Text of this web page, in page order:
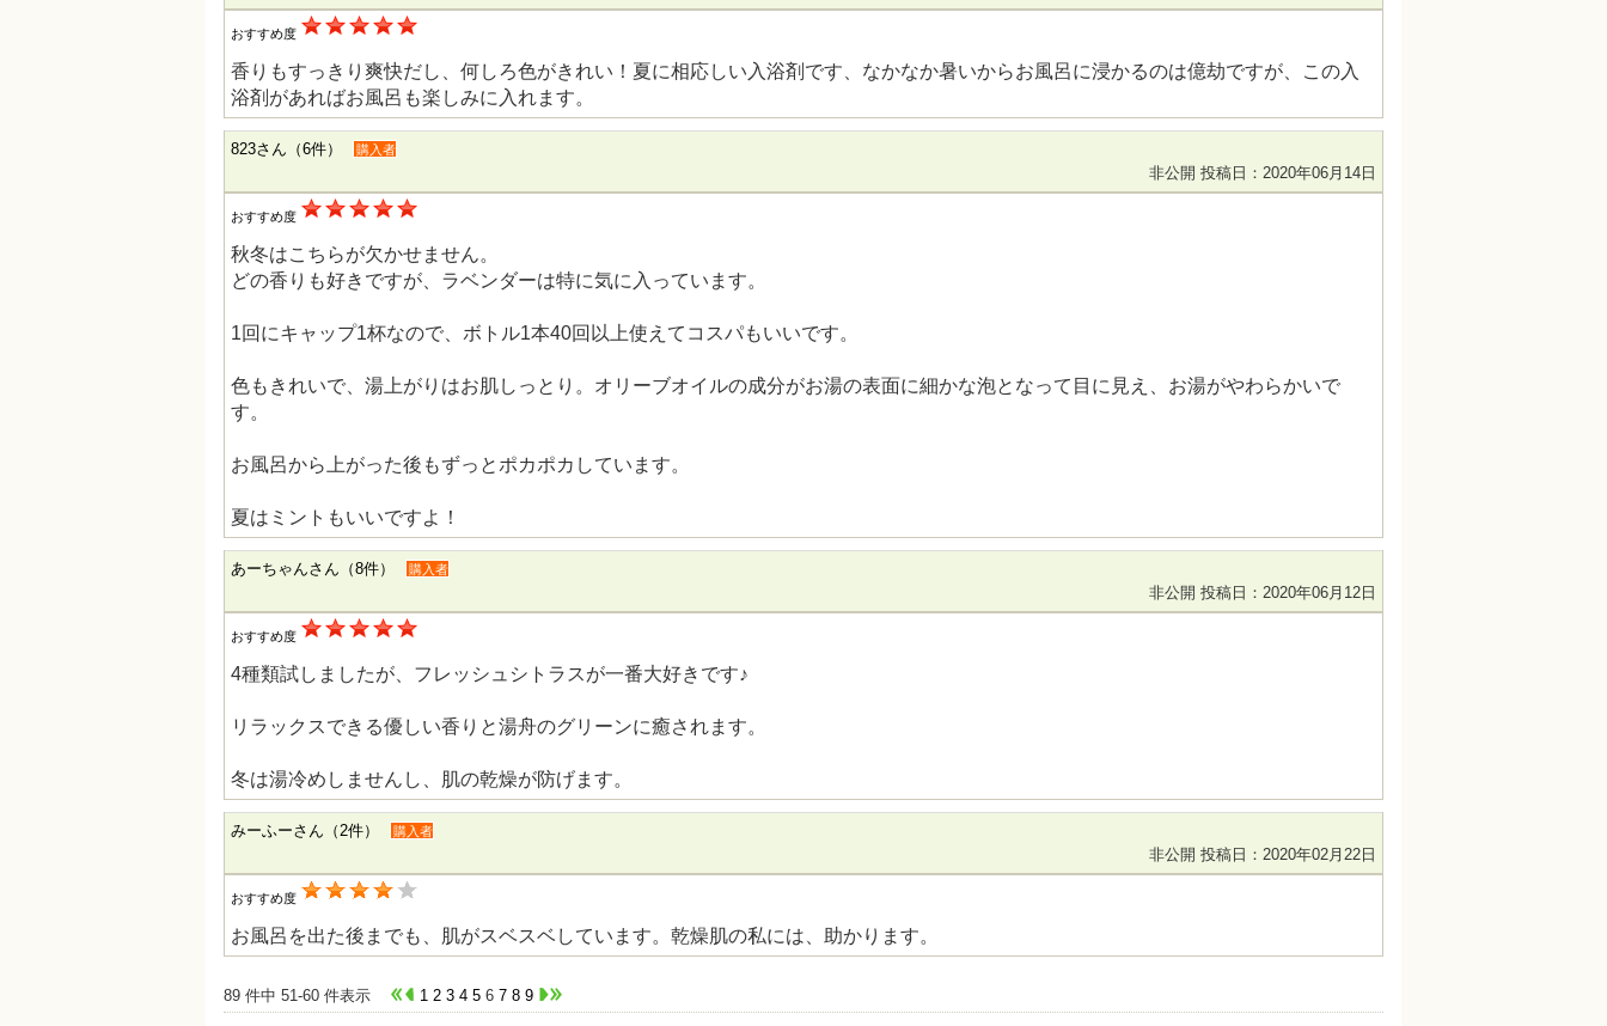
おすすめ度
香りもすっきり爽快だし、何しろ色がきれい！夏に相応しい入浴剤です、なかなか暑いからお風呂に浸かるのは億劫ですが、この入
浴剤があればお風呂も楽しみに入れます。
823さん（6件） 購入者
非公開 投稿日：2020年06月14日
おすすめ度
秋冬はこちらが欠かせません。
どの香りも好きですが、ラベンダーは特に気に入っています。
1回にキャップ1杯なので、ボトル1本40回以上使えてコスパもいいです。
色もきれいで、湯上がりはお肌しっとり。オリーブオイルの成分がお湯の表面に細かな泡となって目に見え、お湯がやわらかいで
す。
お風呂から上がった後もずっとポカポカしています。
夏はミントもいいですよ！
あーちゃんさん（8件） 購入者
非公開 投稿日：2020年06月12日
おすすめ度
4種類試しましたが、フレッシュシトラスが一番大好きです♪
リラックスできる優しい香りと湯舟のグリーンに癒されます。
冬は湯冷めしませんし、肌の乾燥が防げます。
みーふーさん（2件） 購入者
非公開 投稿日：2020年02月22日
おすすめ度
お風呂を出た後までも、肌がスベスベしています。乾燥肌の私には、助かります。
89 件中 51-60 件表示 1 2 3 4 5 6 7 8 9